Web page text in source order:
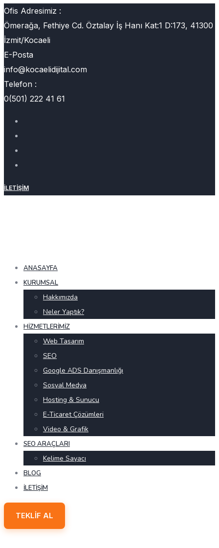
Ofis Adresimiz :
Ömerağa, Fethiye Cd. Öztalay İş Hanı Kat:1 D:173, 41300
İzmit/Kocaeli
E-Posta
info@kocaelidijital.com
Telefon :
0(501) 222 41 61
İLETIŞIM
ANASAYFA
KURUMSAL
Hakkımızda
Neler Yaptık?
HIZMETLERIMIZ
Web Tasarım
SEO
Google ADS Danışmanlığı
Sosyal Medya
Hosting & Sunucu
E-Ticaret Çözümleri
Video & Grafik
SEO ARAÇLARI
Kelime Sayacı
BLOG
İLETIŞIM
TEKLIF AL